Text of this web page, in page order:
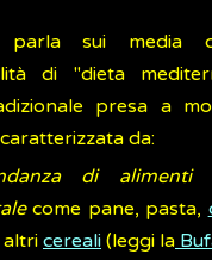
sui media
di "dieta
presa a
da:
di alimenti
come pane, pasta,
altri cereali (leggi la